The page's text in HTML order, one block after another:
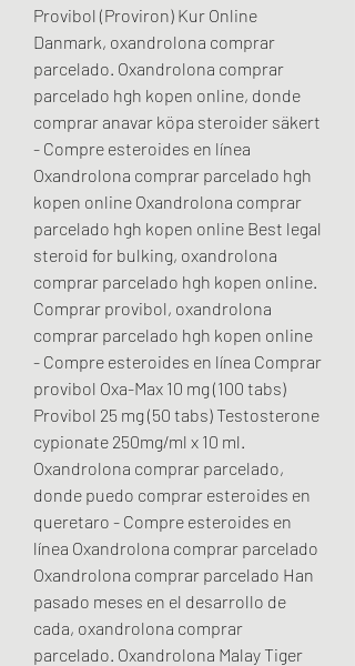
Provibol (Proviron) Kur Online
Danmark, oxandrolona comprar
parcelado. Oxandrolona comprar
parcelado hgh kopen online, donde
comprar anavar köpa steroider säkert
- Compre esteroides en línea
Oxandrolona comprar parcelado hgh
kopen online Oxandrolona comprar
parcelado hgh kopen online Best legal
steroid for bulking, oxandrolona
comprar parcelado hgh kopen online.
Comprar provibol, oxandrolona
comprar parcelado hgh kopen online
- Compre esteroides en línea Comprar
provibol Oxa-Max 10 mg (100 tabs)
Provibol 25 mg (50 tabs) Testosterone
cypionate 250mg/ml x 10 ml.
Oxandrolona comprar parcelado,
donde puedo comprar esteroides en
queretaro - Compre esteroides en
línea Oxandrolona comprar parcelado
Oxandrolona comprar parcelado Han
pasado meses en el desarrollo de
cada, oxandrolona comprar
parcelado. Oxandrolona Malay Tiger